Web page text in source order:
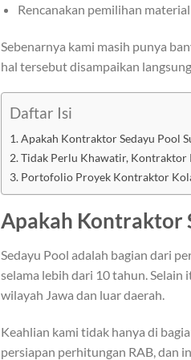
Rencanakan pemilihan
Sebenarnya kami masih punya
hal tersebut disampaikan
Daftar Isi
Apakah Kontraktor Sedayu Pool
Tidak Perlu Khawatir, Kontraktor
Portofolio Proyek Kontraktor
Apakah Kontraktor
Sedayu Pool adalah bagian dari
selama lebih dari 10 tahun. Selain
wilayah Jawa dan luar daerah.
Keahlian kami tidak hanya di
persiapan perhitungan RAB, dan